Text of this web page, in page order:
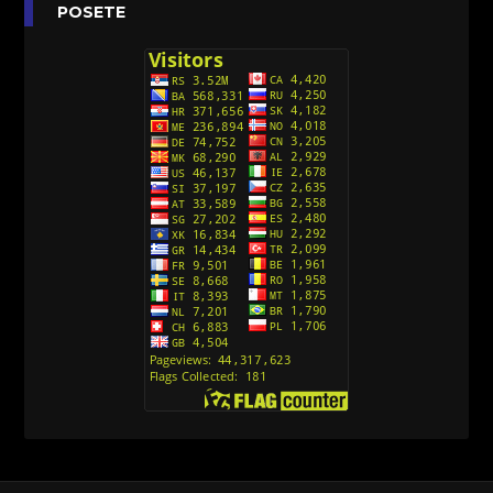
Anatane: Saving the Children of Okura
Avanture Kida Opasnost (Sinhronizovano na
Action Man (Sinhronizovano na Hrvatski)
Action Man (2000) Sinhronizovano na Hrvatski
Andjeoski Prijatelji (Sinhronizovano na Srpski)
Ajkuca (Sharkdog) Sinhronizovano na Srpski
Alvin i veverice (Alvinnn!!! And the Chipmunks)
Sinhronizovano na Srpski
POSETE